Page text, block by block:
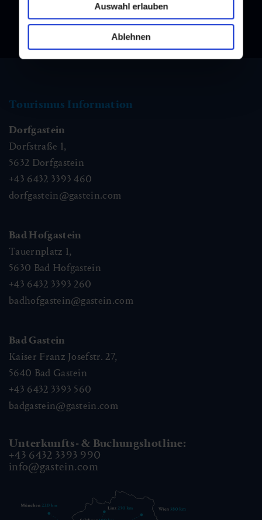
Auswahl erlauben
Ablehnen
Tourismus Information
Dorfgastein
Dorfstraße 1,
5632 Dorfgastein
+43 6432 3393 460
dorfgastein@gastein.com
Bad Hofgastein
Tauernplatz 1,
5630 Bad Hofgastein
+43 6432 3393 260
badhofgastein@gastein.com
Bad Gastein
Kaiser Franz Josefstr. 27,
5640 Bad Gastein
+43 6432 3393 560
badgastein@gastein.com
Unterkunfts- & Buchungshotline:
+43 6432 3393 990
info@gastein.com